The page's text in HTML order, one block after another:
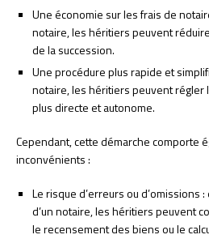
Une économie sur les frais de
notaire, les héritiers peuvent
de la succession.
Une procédure plus rapide et
notaire, les héritiers peuvent régler
plus directe et autonome.
Cependant, cette démarche comporte
inconvénients :
Le risque d’erreurs ou d’omissions
d’un notaire, les héritiers peuvent
le recensement des biens ou le